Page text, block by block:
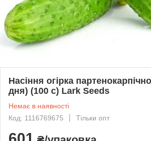
Насіння огірка
дня) (100 с) Lark Seeds
Немає в наявності
Код: 1116769675
Тільки опт